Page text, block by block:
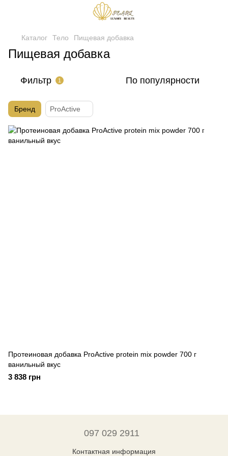
Каталог Тело Пищевая добавка
Пищевая добавка
Фильтр 1 По популярности
Бренд ProActive
Протеиновая добавка ProActive protein mix powder 700 г
ванильный вкус
3 838 грн
097 029 2911
Контактная информация